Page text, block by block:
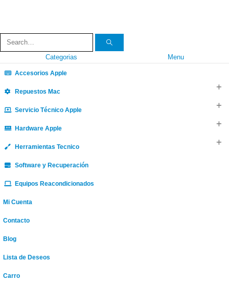
Categorias Menu
Accesorios Apple
Repuestos Mac
Servicio Técnico Apple
Hardware Apple
Herramientas Tecnico
Software y Recuperación
Equipos Reacondicionados
Mi Cuenta
Contacto
Blog
Lista de Deseos
Carro